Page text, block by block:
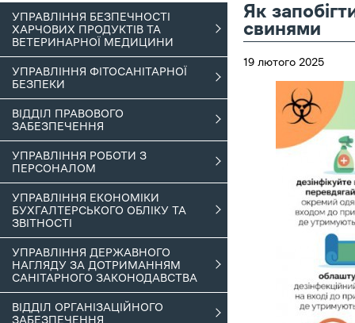
УПРАВЛІННЯ БЕЗПЕЧНОСТІ
ХАРЧОВИХ ПРОДУКТІВ ТА
ВЕТЕРИНАРНОЇ МЕДИЦИНИ
УПРАВЛІННЯ ФІТОСАНІТАРНОЇ
БЕЗПЕКИ
ВІДДІЛ ПРАВОВОГО
ЗАБЕЗПЕЧЕННЯ
УПРАВЛІННЯ РОБОТИ З
ПЕРСОНАЛОМ
УПРАВЛІННЯ ЕКОНОМІКИ
БУХГАЛТЕРСЬКОГО ОБЛІКУ ТА
ЗВІТНОСТІ
УПРАВЛІННЯ ДЕРЖАВНОГО
НАГЛЯДУ ЗА ДОТРИМАННЯМ
САНІТАРНОГО ЗАКОНОДАВСТВА
ВІДДІЛ ОРГАНІЗАЦІЙНОГО
ЗАБЕЗПЕЧЕННЯ
Як
свинями
19 лютого 2025